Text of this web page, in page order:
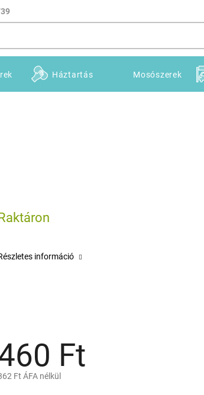
Háztartás Mosószerek
Ft
Ft ÁFA nélkül
információ